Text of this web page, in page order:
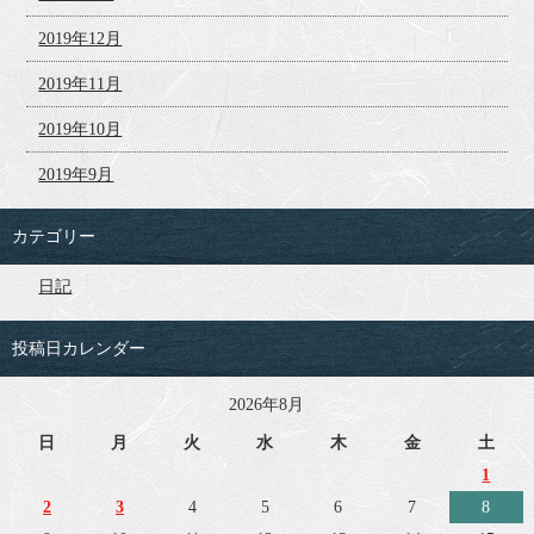
2019年12月
2019年11月
2019年10月
2019年9月
カテゴリー
日記
投稿日カレンダー
2026年8月
日 月 火 水 木 金
土
1
2
3 4 5 6 7
8